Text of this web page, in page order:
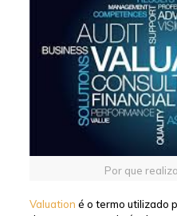
Por que
Valuation é o termo utilizado